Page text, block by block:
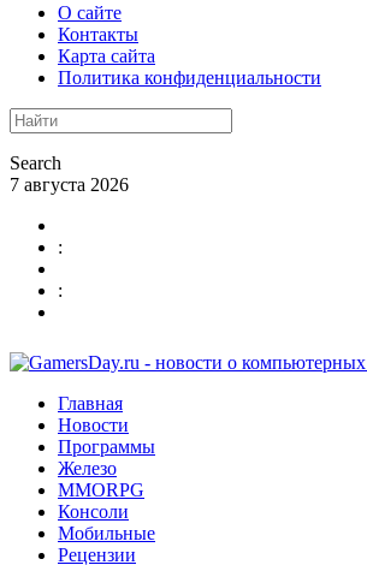
О сайте
Контакты
Карта сайта
Политика конфиденциальности
Search
7 августа 2026
:
:
Главная
Новости
Программы
Железо
MMORPG
Консоли
Мобильные
Рецензии